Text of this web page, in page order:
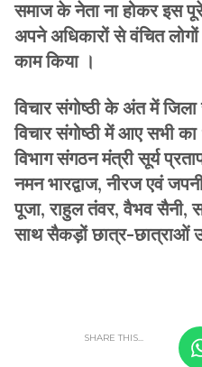
समाज के नेता ना होकर इस
अपने अधिकारों से वंचित
काम किया ।
विचार संगोष्ठी के अंत में
विचार संगोष्ठी में आए सभी
विभाग संगठन मंत्री सूर्य
नमन भारद्वाज, नीरज एवं
पूजा, राहुल तंवर, वैभव सैनी,
साथ सैकड़ों छात्र-छात्राओं
SHARE THIS...